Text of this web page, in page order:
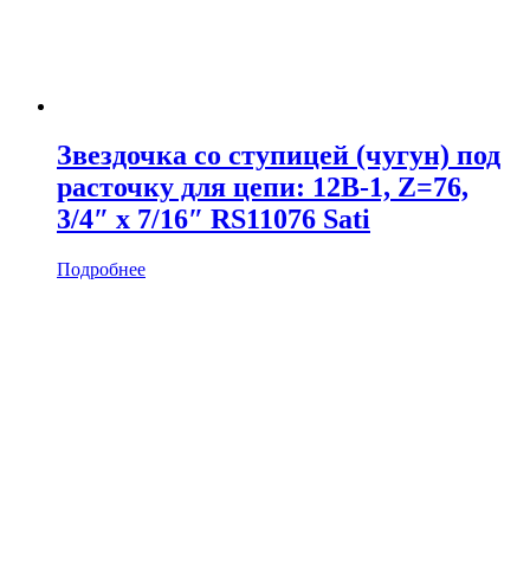
Звездочка со ступицей (чугун) под
расточку для цепи: 12B-1, Z=76,
3/4″ x 7/16″ RS11076 Sati
Подробнее